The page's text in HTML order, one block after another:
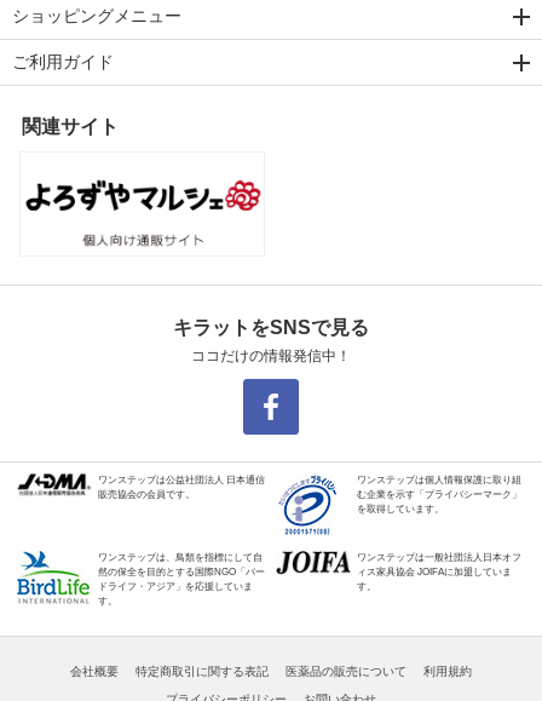
ショッピングメニュー
ご利用ガイド
関連サイト
キラットをSNSで見る
ココだけの情報発信中！
ワンステップは公益社団法人 日本通信
販売協会の会員です。
ワンステップは個人情報保護に取り組
む企業を示す「プライバシーマーク」
を取得しています。
ワンステップは、鳥類を指標にして自
然の保全を目的とする国際NGO「バー
ドライフ・アジア」を応援していま
す。
ワンステップは一般社団法人日本オフ
ィス家具協会 JOIFAに加盟していま
す。
会社概要 特定商取引に関する表記 医薬品の販売について 利用規約